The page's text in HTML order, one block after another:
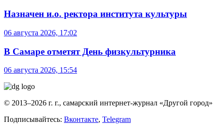
Назначен и.о. ректора института культуры
06 августа 2026, 17:02
В Самаре отметят День физкультурника
06 августа 2026, 15:54
© 2013–2026 г. г., самарский интернет-журнал «Другой город»
Подписывайтесь: Вконтакте, Telegram